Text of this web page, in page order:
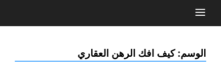
الوسم:كيف افك الرهن العقاري